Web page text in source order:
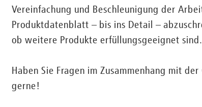
Vereinfachung und Beschleunigung der
Produktdatenblatt – bis ins Detail –
ob weitere Produkte erfüllungsgeeignet sind.
Haben Sie Fragen im Zusammenhang mit
gerne!